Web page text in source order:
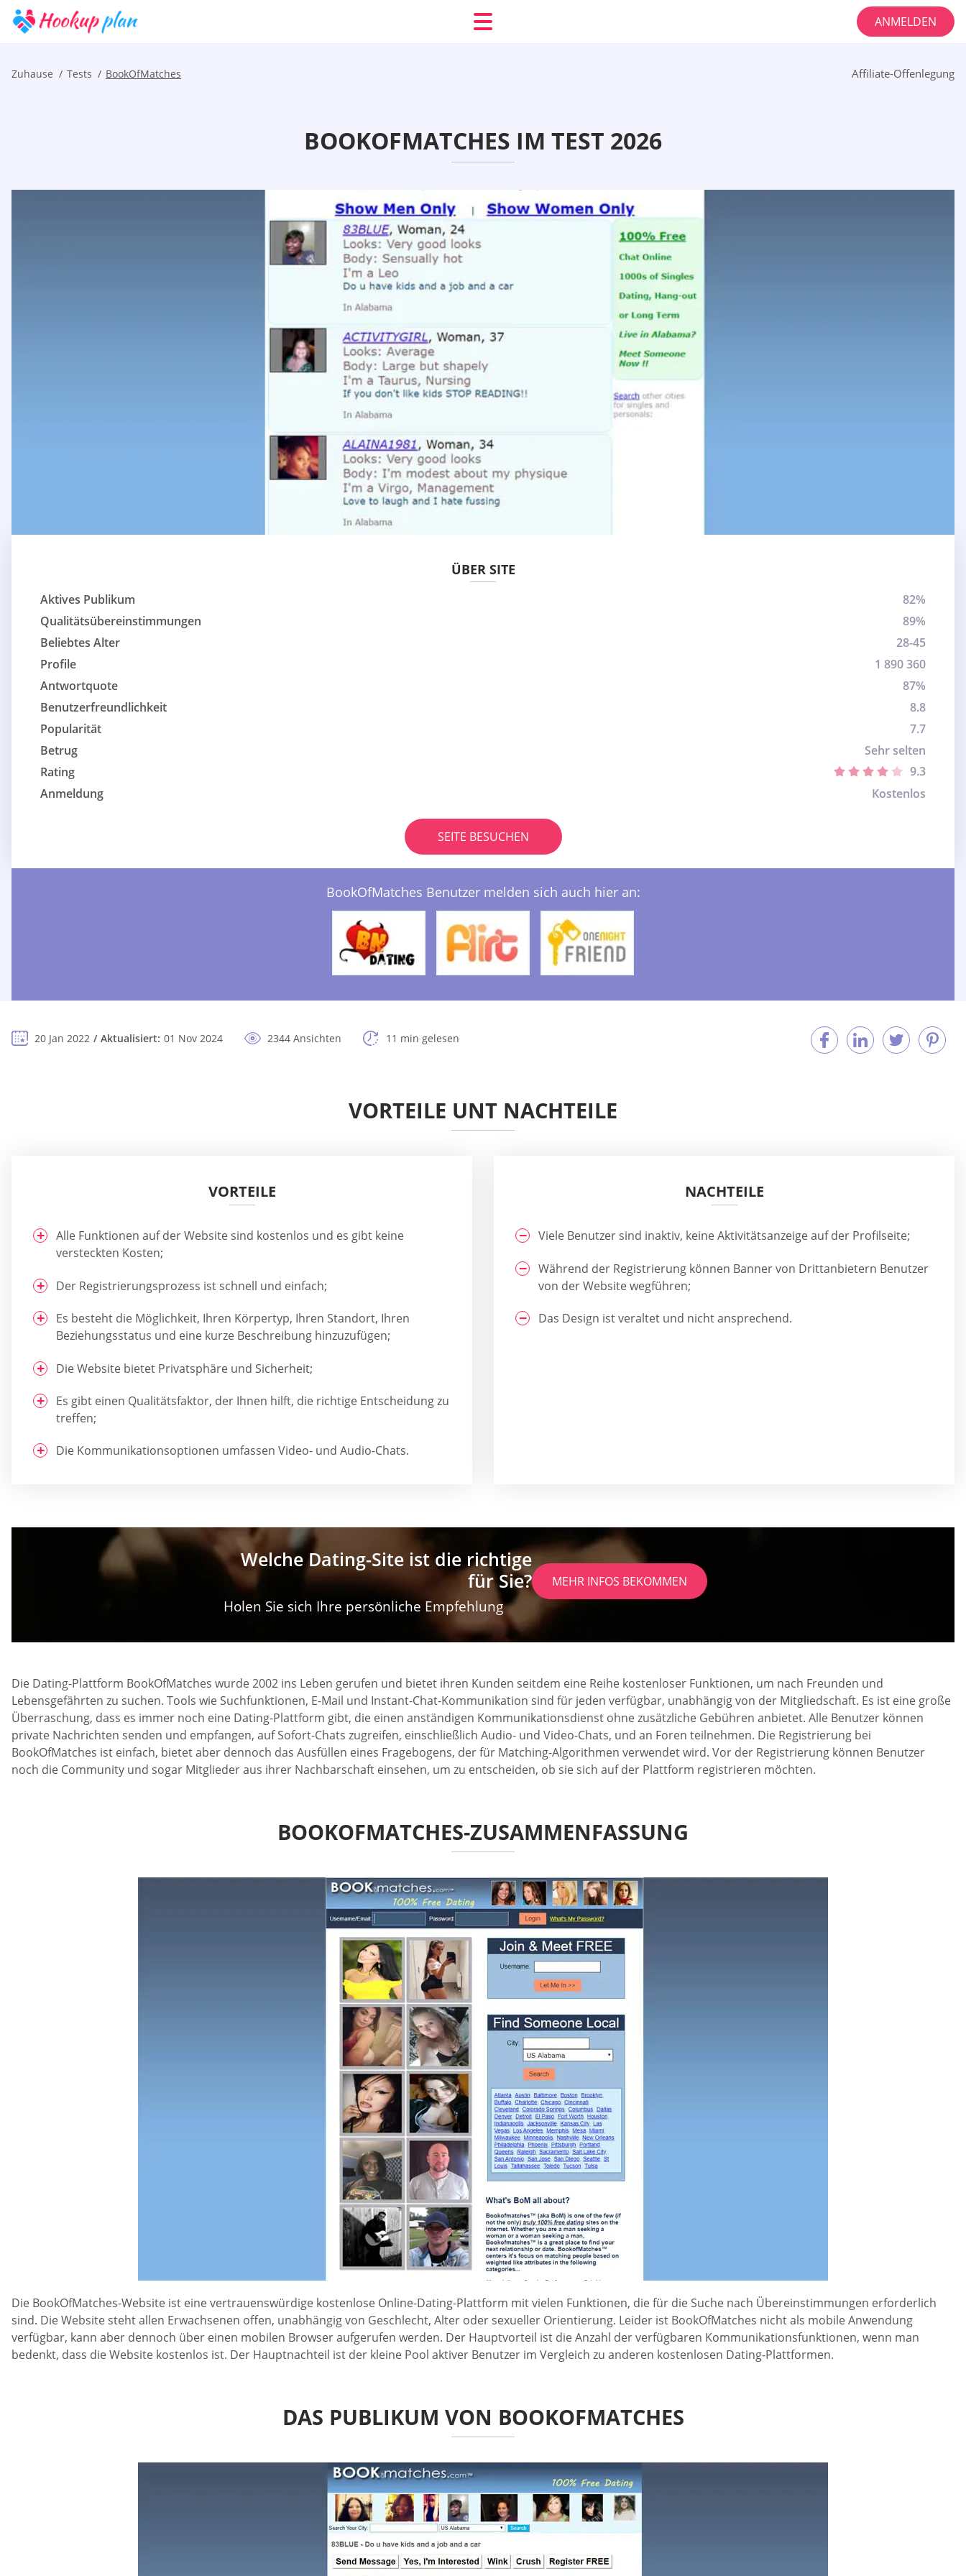
ANMELDEN
Zuhause Tests BookOfMatches Affiliate-Offenlegung
BOOKOFMATCHES IM TEST 2026
ÜBER SITE
Aktives Publikum
82%
Qualitätsübereinstimmungen
89%
Beliebtes Alter
28-45
Profile
1 890 360
Antwortquote
87%
Benutzerfreundlichkeit
8.8
Popularität
7.7
Betrug
Sehr selten
Rating
9.3
Anmeldung
Kostenlos
SEITE BESUCHEN
BookOfMatches Benutzer melden sich auch hier an:
20 Jan 2022 Aktualisiert: 01 Nov 2024 2344 Ansichten 11 min gelesen
VORTEILE UNT NACHTEILE
VORTEILE
Alle Funktionen auf der Website sind kostenlos und es gibt keine
versteckten Kosten;
Der Registrierungsprozess ist schnell und einfach;
Es besteht die Möglichkeit, Ihren Körpertyp, Ihren Standort, Ihren
Beziehungsstatus und eine kurze Beschreibung hinzuzufügen;
Die Website bietet Privatsphäre und Sicherheit;
Es gibt einen Qualitätsfaktor, der Ihnen hilft, die richtige Entscheidung zu
treffen;
Die Kommunikationsoptionen umfassen Video- und Audio-Chats.
NACHTEILE
Viele Benutzer sind inaktiv, keine Aktivitätsanzeige auf der Profilseite;
Während der Registrierung können Banner von Drittanbietern Benutzer
von der Website wegführen;
Das Design ist veraltet und nicht ansprechend.
Welche Dating-Site ist die richtige
für Sie?
Holen Sie sich Ihre persönliche Empfehlung
MEHR INFOS BEKOMMEN
Die Dating-Plattform BookOfMatches wurde 2002 ins Leben gerufen und bietet ihren Kunden seitdem eine Reihe kostenloser Funktionen, um nach Freunden und
Lebensgefährten zu suchen. Tools wie Suchfunktionen, E-Mail und Instant-Chat-Kommunikation sind für jeden verfügbar, unabhängig von der Mitgliedschaft. Es ist eine große
Überraschung, dass es immer noch eine Dating-Plattform gibt, die einen anständigen Kommunikationsdienst ohne zusätzliche Gebühren anbietet. Alle Benutzer können
private Nachrichten senden und empfangen, auf Sofort-Chats zugreifen, einschließlich Audio- und Video-Chats, und an Foren teilnehmen. Die Registrierung bei
BookOfMatches ist einfach, bietet aber dennoch das Ausfüllen eines Fragebogens, der für Matching-Algorithmen verwendet wird. Vor der Registrierung können Benutzer
noch die Community und sogar Mitglieder aus ihrer Nachbarschaft einsehen, um zu entscheiden, ob sie sich auf der Plattform registrieren möchten.
BOOKOFMATCHES-ZUSAMMENFASSUNG
Die BookOfMatches-Website ist eine vertrauenswürdige kostenlose Online-Dating-Plattform mit vielen Funktionen, die für die Suche nach Übereinstimmungen erforderlich
sind. Die Website steht allen Erwachsenen offen, unabhängig von Geschlecht, Alter oder sexueller Orientierung. Leider ist BookOfMatches nicht als mobile Anwendung
verfügbar, kann aber dennoch über einen mobilen Browser aufgerufen werden. Der Hauptvorteil ist die Anzahl der verfügbaren Kommunikationsfunktionen, wenn man
bedenkt, dass die Website kostenlos ist. Der Hauptnachteil ist der kleine Pool aktiver Benutzer im Vergleich zu anderen kostenlosen Dating-Plattformen.
DAS PUBLIKUM VON BOOKOFMATCHES